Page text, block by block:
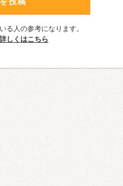
る人の参考になります。
しくはこちら